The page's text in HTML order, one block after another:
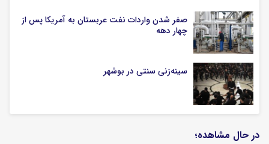
صفر شدن واردات نفت عربستان به آمریکا پس از
چهار دهه
سینه‌زنی سنتی در بوشهر
در حال مشاهده؛